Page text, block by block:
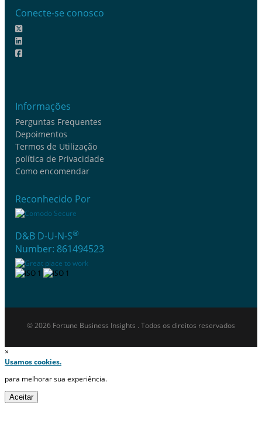
Conecte-se conosco
Informações
Perguntas Frequentes
Depoimentos
Termos de Utilização
política de Privacidade
Como encomendar
Reconhecido Por
D&B D-U-N-S®
Number: 861494523
© 2026 Fortune Business Insights . Todos os direitos reservados
×
Usamos cookies.
para melhorar sua experiência.
Aceitar